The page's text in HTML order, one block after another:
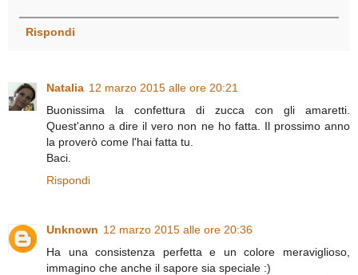
Rispondi
Natalia 12 marzo 2015 alle ore 20:21
Buonissima la confettura di zucca con gli amaretti.
Quest'anno a dire il vero non ne ho fatta. Il prossimo anno
la proverò come l'hai fatta tu.
Baci.
Rispondi
Unknown 12 marzo 2015 alle ore 20:36
Ha una consistenza perfetta e un colore meraviglioso,
immagino che anche il sapore sia speciale :)